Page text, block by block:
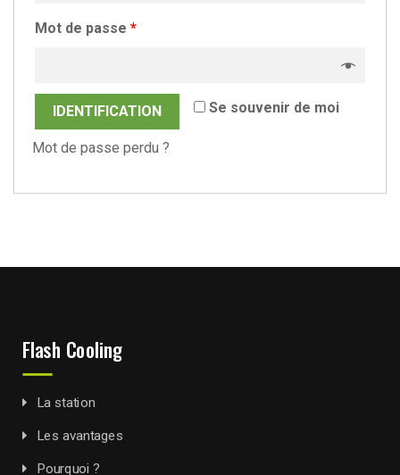
Mot de passe *
Se souvenir de moi
IDENTIFICATION
Mot de passe perdu ?
Flash Cooling
La station
Les avantages
Pourquoi ?